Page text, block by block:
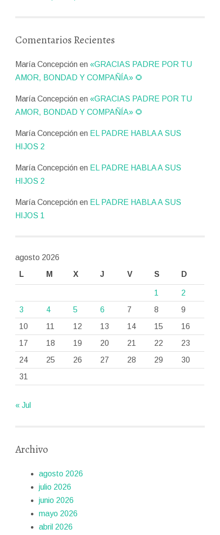
Comentarios Recientes
María Concepción en «GRACIAS PADRE POR TU
AMOR, BONDAD Y COMPAÑÍA» 🌻
María Concepción en «GRACIAS PADRE POR TU
AMOR, BONDAD Y COMPAÑÍA» 🌻
María Concepción en EL PADRE HABLA A SUS
HIJOS 2
María Concepción en EL PADRE HABLA A SUS
HIJOS 2
María Concepción en EL PADRE HABLA A SUS
HIJOS 1
agosto 2026
L
M X J V S D
1
2
3
4 5 6 7 8
9
10
11 12 13 14 15
16
17
18 19 20 21 22
23
24
25 26 27 28 29
30
31
« Jul
Archivo
agosto 2026
julio 2026
junio 2026
mayo 2026
abril 2026